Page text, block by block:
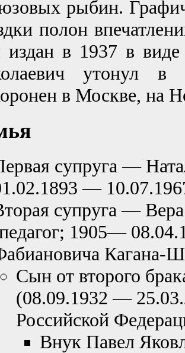
рыбин.
полон
издан в 1937 в
утонул в
в Москве, на
супруга —
—
супруга —
1905—
Кагана-
Сын от второго
(08.09.1932 —
Российской
Внук Павел